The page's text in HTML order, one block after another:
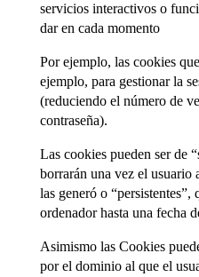
servicios interactivos o
dar en cada momento
Por ejemplo, las cookies
ejemplo, para gestionar la
(reduciendo el número de
contraseña).
Las cookies pueden ser de
borrarán una vez el usuario
las generó o “persistentes”,
ordenador hasta una fecha
Asimismo las Cookies
por el dominio al que el